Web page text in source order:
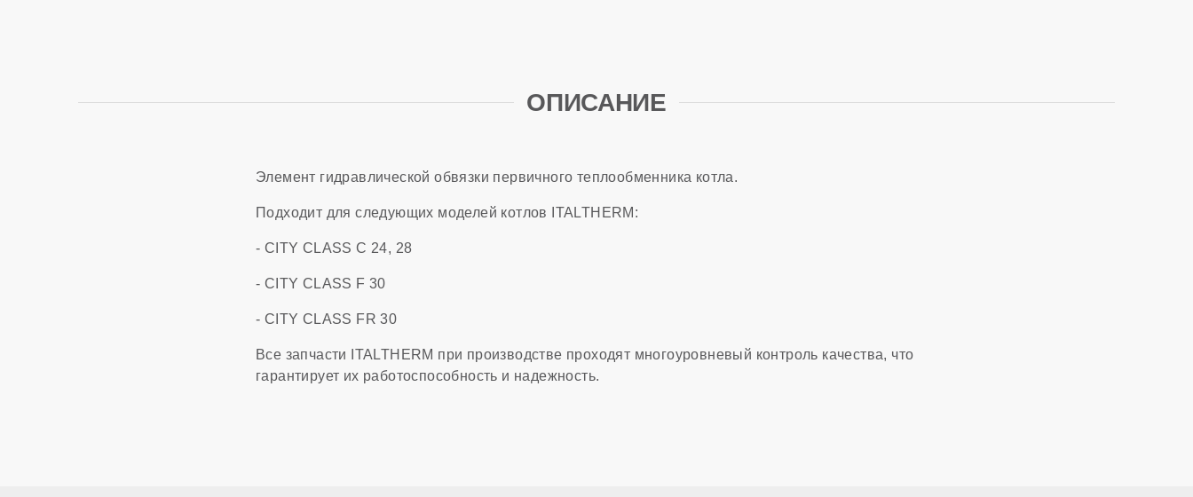
ОПИСАНИЕ
Элемент гидравлической обвязки первичного теплообменника котла.
Подходит для следующих моделей котлов ITALTHERM:
- CITY CLASS C 24, 28
- CITY CLASS F 30
- CITY CLASS FR 30
Все запчасти ITALTHERM при производстве проходят многоуровневый контроль качества, что
гарантирует их работоспособность и надежность.